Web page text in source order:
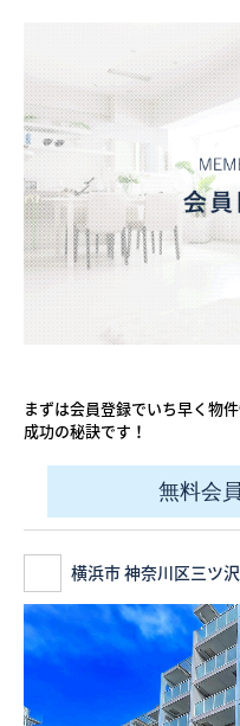
まずは会員登録でいち早く物
成功の秘訣です！
無料会
横浜市 神奈川区三ツ